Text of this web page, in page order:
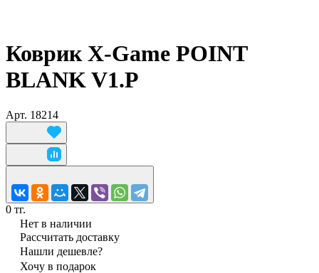
Коврик X-Game POINT
BLANK V1.P
Арт. 18214
0 тг.
Нет в наличии
Рассчитать доставку
Нашли дешевле?
Хочу в подарок